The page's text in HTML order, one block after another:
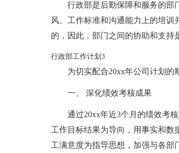
行政部是后勤保障和服务的部
风、工作标准和沟通能力上的培
的，因此，部门之间的协助和支持
行政部工作计划3
为切实配合20xx年公司计划的
一、 深化绩效考核成果
通过20xx年近3个月的绩效考
工作目标结果为导向，用事实和数
工满意度为指导思想，加强与各部